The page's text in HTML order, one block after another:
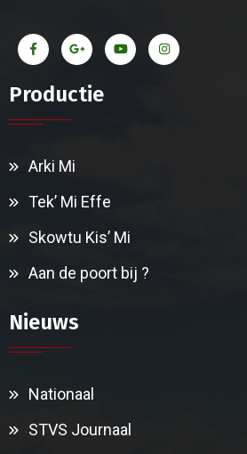
Productie
Arki Mi
Tek’ Mi Effe
Skowtu Kis’ Mi
Aan de poort bij ?
Nieuws
Nationaal
STVS Journaal